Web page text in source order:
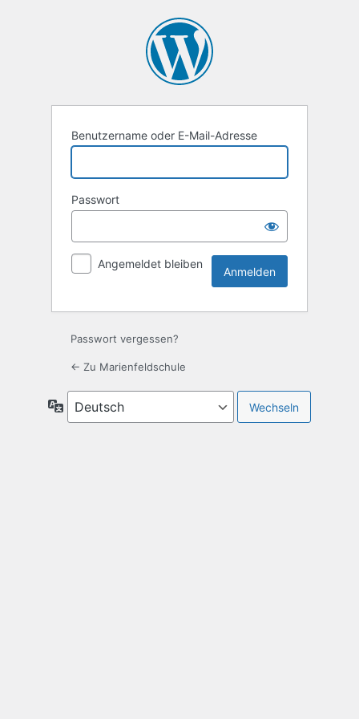
Benutzername oder E-Mail-Adresse
Passwort
Angemeldet bleiben
Passwort vergessen?
← Zu Marienfeldschule
Sprache